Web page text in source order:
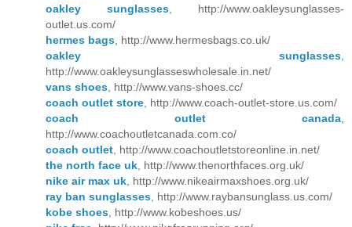
oakley sunglasses , http://www.oakleysunglasses-
outlet.us.com/
hermes bags , http://www.hermesbags.co.uk/
oakley sunglasses
http://www.oakleysunglasseswholesale.in.net/
vans shoes , http://www.vans-shoes.cc/
coach outlet store , http://www.coach-outlet-store.us.com/
coach outlet canada
http://www.coachoutletcanada.com.co/
coach outlet , http://www.coachoutletstoreonline.in.net/
the north face uk , http://www.thenorthfaces.org.uk/
nike air max uk , http://www.nikeairmaxshoes.org.uk/
ray ban sunglasses , http://www.raybansunglass.us.com/
kobe shoes , http://www.kobeshoes.us/